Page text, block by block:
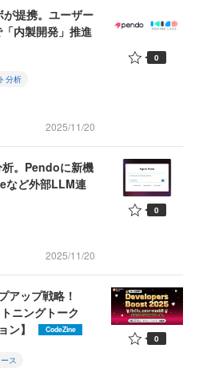
提携。ユーザー
内製開発」推進
分析
2025/11/20
0
。Pendoに新機
など外部LLM連
2025/11/20
0
アップ戦略！
ニングトーク
ン】
CodeZine
ス
0